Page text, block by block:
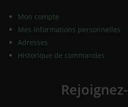
Mon compte
Mes informations personnelles
Adresses
Historique de commandes